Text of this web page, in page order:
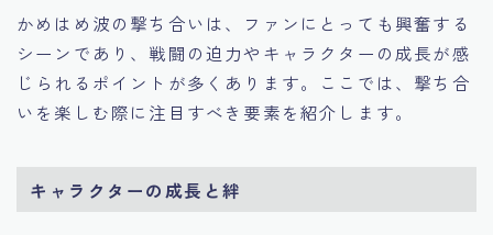
かめはめ波の撃ち合いは、ファンにとっても興奮する
シーンであり、戦闘の迫力やキャラクターの成長が感
じられるポイントが多くあります。ここでは、撃ち合
いを楽しむ際に注目すべき要素を紹介します。
キャラクターの成長と絆